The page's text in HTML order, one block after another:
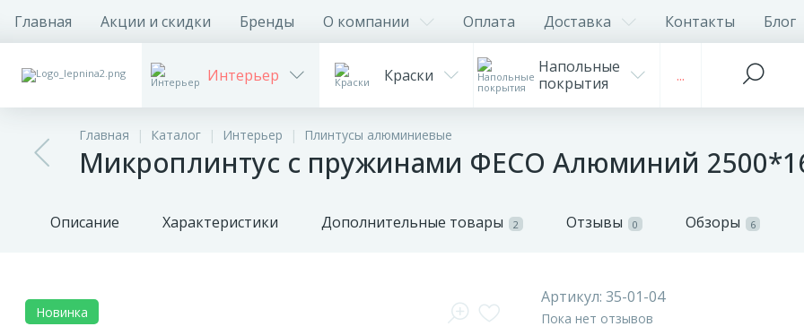
Главная Акции и скидки Бренды О компании Оплата Доставка Контакты Блог
Интерьер Краски
Напольные
покрытия
...
Главная Каталог Интерьер Плинтусы алюминиевые
Микроплинтус с пружинами ФЕСО Алюминий
Описание Характеристики Дополнительные товары 2 Отзывы 0 Обзоры 6
Новинка
Артикул: 35-01-04
Пока нет отзывов